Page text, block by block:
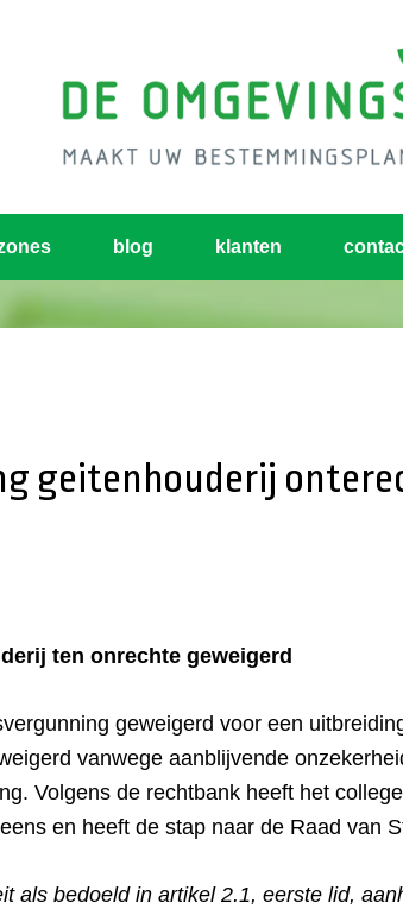
blog klanten
geitenhouderij
ten onrechte geweigerd
geweigerd voor een
vanwege aanblijvende
Volgens de rechtbank heeft het
en heeft de stap naar de Raad van
als bedoeld in artikel 2.1, eerste lid,